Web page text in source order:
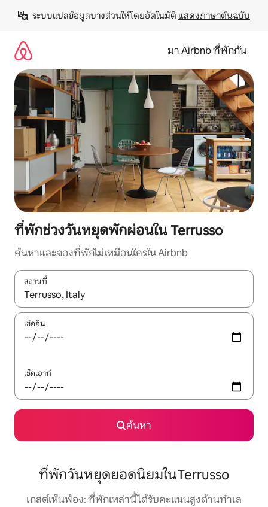
เนื้อหา
ระบบแปลข้อมูลบางส่วนให้โดยอัตโนมัติ แสดงภาษาต้นฉบับ
มา Airbnb ที่พักกัน
ที่พักช่วงวันหยุดพักผ่อนใน Terrusso
ค้นหาและจองที่พักไม่เหมือนใครใน Airbnb
สถานที่
ใช้ลูกศรขึ้นลง หรือใช้การสัมผัสหรือปัด เพื่อสำรวจผลการค้นหา
เช็คอิน
เช็คเอาท์
ค้นหา
ที่พักวันหยุดยอดนิยมในTerrusso
เกสต์เห็นพ้อง: ที่พักเหล่านี้ได้รับคะแนนสูงด้านทำเล